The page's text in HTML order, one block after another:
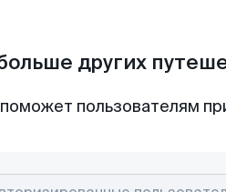
других
пользователям